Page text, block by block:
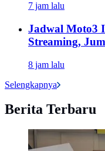
7 jam lalu
Jadwal Moto3
Streaming,
8 jam lalu
Selengkapnya
Berita Terbaru